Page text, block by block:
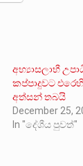
අභ්‍යාසලාභී
කප්පාදුවට
අත්සන් තබයි
December 25,
In "දේශීය පුවත්"